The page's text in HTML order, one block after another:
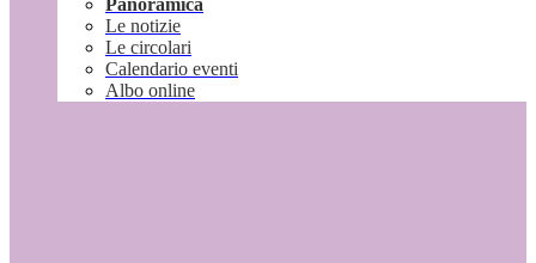
Panoramica
Le notizie
Le circolari
Calendario eventi
Albo online